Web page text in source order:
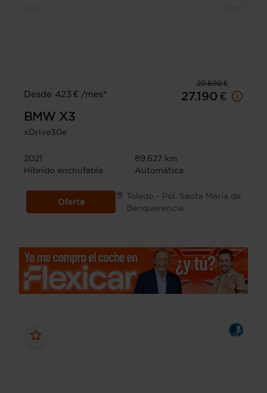
29.690 €
Desde 423 € /mes*
27.190 €
BMW X3
xDrive30e
2021
89.627 km
Híbrido enchufable
Automática
Oferta
Toledo - Pol. Santa María de
Benquerencia